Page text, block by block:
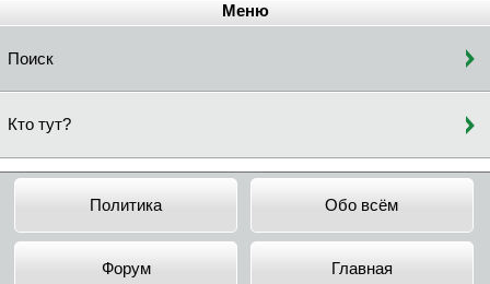
Меню
Поиск
Кто тут?
Политика Обо всём
Форум Главная